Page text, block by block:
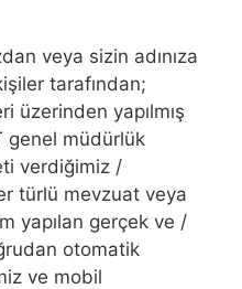
veya sizin adınıza
tarafından;
üzerinden yapılmış
genel müdürlük
verdiğimiz /
türlü mevzuat veya
yapılan gerçek ve /
otomatik
ve mobil